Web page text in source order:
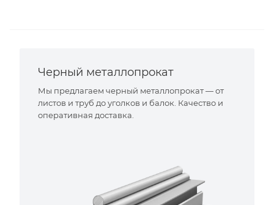
Черный металлопрокат
Мы предлагаем черный металлопрокат — от
листов и труб до уголков и балок. Качество и
оперативная доставка.